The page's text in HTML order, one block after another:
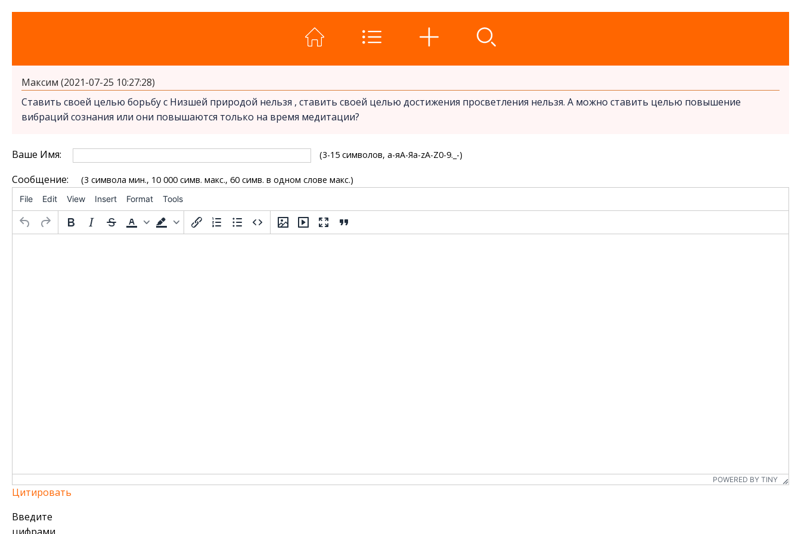
Максим (2021-07-25 10:27:28)
Ставить своей целью борьбу с Низшей природой нельзя , ставить своей целью достижения просветления нельзя. А можно ставить целью повышение
вибраций сознания или они повышаются только на время медитации?
Ваше Имя: (3-15 символов, а-яА-Яa-zA-Z0-9._-)
Сообщение: (3 символа мин., 10 000 симв. макс., 60 симв. в одном слове макс.)
File Edit View Insert Format Tools
POWERED BY TINY
Цитировать
Введите